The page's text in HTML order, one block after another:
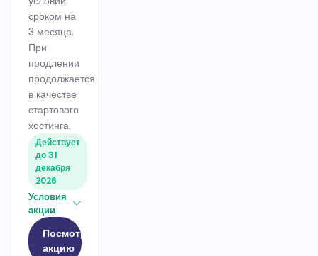
сроком на
3 месяца.
При
продлении
продолжается
в качестве
стартового
хостинга.
Действует
до 31
декабря
2026
Условия
акции
Посмотреть
акцию